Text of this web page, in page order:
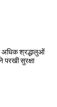
अधिक श्रद्धालुओं
सुरक्षा